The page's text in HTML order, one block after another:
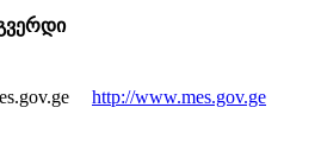
http://www.mes.gov.ge